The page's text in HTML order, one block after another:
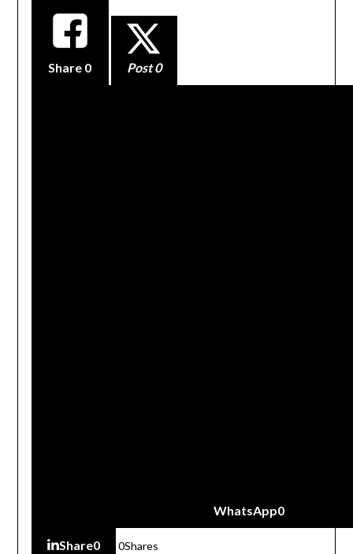
Share 0 Post 0
WhatsApp0
Share0 0Shares